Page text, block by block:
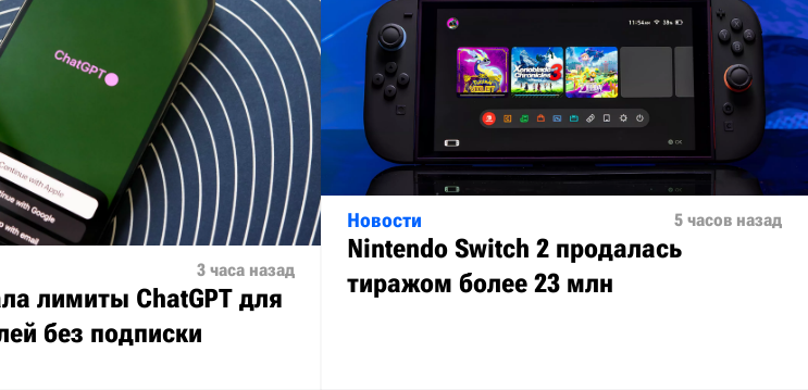
3 часа назад
лимиты ChatGPT для
без подписки
Новости 5 часов назад
Nintendo Switch 2 продалась
тиражом более 23 млн